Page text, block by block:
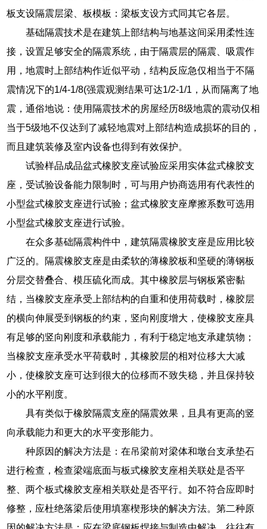
板支设隔震层梁、板模板：梁板支设方式同其它各层。
基础隔震技术是在建筑上部结构与地基这间采用柔性连
接，设置足够安全的隔震系统，由于隔震层的隔震、吸震作
用，地震时上部结构作近似平动，结构反应急仅相当于不隔
震情况下的1/4-1/8(强震观测结果可达1/2-1/1，从而隔离了地
震，通俗地说：使用隔震技术的房屋经历8级地震的震动仅相
当于5级地不仅达到了减轻地震对上部结构造成损坏的目的，
而且建筑装修及室内设备也得到有效保护。
试验样品成品盆式橡胶支座试验应采用实体盆式橡胶支
座，受试验设备能力限制时，可与用户协商选用有代表性的
小型盆式橡胶支座进行试验；盆式橡胶支座摩擦系数可选用
小型盆式橡胶支座进行试验。
在众多基础隔震构件中，建筑隔震橡胶支座是应用比较
广泛的。隔震橡胶支座是由柔软的薄橡胶板和坚硬的薄钢板
分层交替叠合、模压硫化而成。其中橡胶层与钢板紧密黏
结，当橡胶支座承受上部结构的自重和使用荷载时，橡胶层
的横向伸展受到钢板的约束，竖向刚度增大，使橡胶支座具
有足够的竖向刚度和承载能力，有利于稳定地支承建筑物；
当橡胶支座承受水平荷载时，其橡胶层的相对位移大大减
小，使橡胶支座可达到很大的位移而不致失稳，并且保持较
小的水平刚度。
具有类似于橡胶隔震支座的隔震效果，且具有更高的竖
向承载能力和更大的水平变形能力。
种原因的解决方法是：在吊梁前对梁体和墩台支承垫石
进行检查，检查梁端底面与板式橡胶支座相关联处是否平
整、两个板式橡胶支座相关联处是否平行。如不符合应即时
修整，应杜绝落梁后使用填塞楔形块的解决方法。第二种原